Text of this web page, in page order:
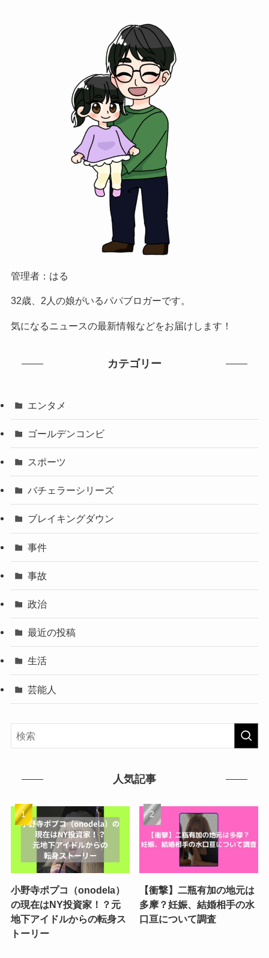
管理者：はる
32歳、2人の娘がいるパパブロガーです。
気になるニュースの最新情報などをお届けします！
カテゴリー
エンタメ
ゴールデンコンビ
スポーツ
バチェラーシリーズ
ブレイキングダウン
事件
事故
政治
最近の投稿
生活
芸能人
人気記事
小野寺ポプコ（onodela）
の現在はNY投資家！？元
地下アイドルからの転身ス
トーリー
【衝撃】二瓶有加の地元は
多摩？妊娠、結婚相手の水
口亘について調査